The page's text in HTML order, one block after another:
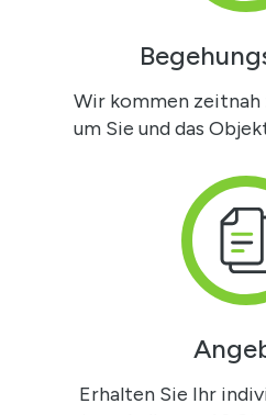
Wir kommen zeitnah
um Sie und das
Erhalten Sie Ihr